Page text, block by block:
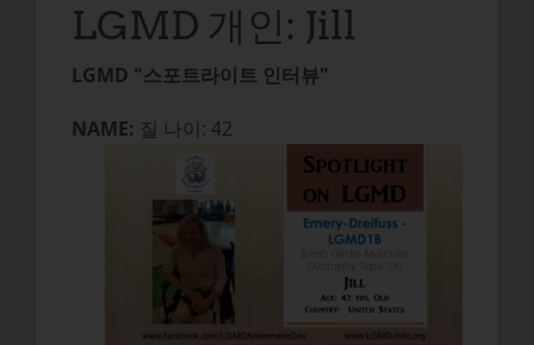
LGMD 개인: Jill
LGMD "스포트라이트 인터뷰"
NAME: 질 나이: 42